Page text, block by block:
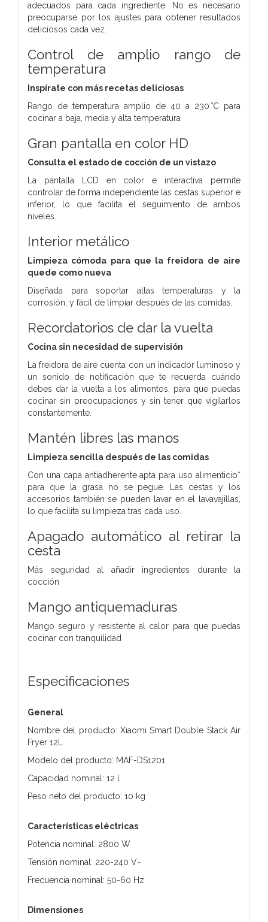
adecuados para cada ingrediente. No es necesario
preocuparse por los ajustes para obtener resultados
deliciosos cada vez.
Control de amplio rango de
temperatura
Inspírate con más recetas deliciosas
Rango de temperatura amplio de 40 a 230 °C para
cocinar a baja, media y alta temperatura
Gran pantalla en color HD
Consulta el estado de cocción de un vistazo
La pantalla LCD en color e interactiva permite
controlar de forma independiente las cestas superior e
inferior, lo que facilita el seguimiento de ambos
niveles.
Interior metálico
Limpieza cómoda para que la freidora de aire
quede como nueva
Diseñada para soportar altas temperaturas y la
corrosión, y fácil de limpiar después de las comidas.
Recordatorios de dar la vuelta
Cocina sin necesidad de supervisión
La freidora de aire cuenta con un indicador luminoso y
un sonido de notificación que te recuerda cuándo
debes dar la vuelta a los alimentos, para que puedas
cocinar sin preocupaciones y sin tener que vigilarlos
constantemente.
Mantén libres las manos
Limpieza sencilla después de las comidas
Con una capa antiadherente apta para uso alimenticio*
para que la grasa no se pegue. Las cestas y los
accesorios también se pueden lavar en el lavavajillas,
lo que facilita su limpieza tras cada uso.
Apagado automático al retirar la
cesta
Más seguridad al añadir ingredientes durante la
cocción
Mango antiquemaduras
Mango seguro y resistente al calor para que puedas
cocinar con tranquilidad
Especificaciones
General
Nombre del producto: Xiaomi Smart Double Stack Air
Fryer 12L
Modelo del producto: MAF-DS1201
Capacidad nominal: 12 l
Peso neto del producto: 10 kg
Características eléctricas
Potencia nominal: 2800 W
Tensión nominal: 220-240 V~
Frecuencia nominal: 50-60 Hz
Dimensiones